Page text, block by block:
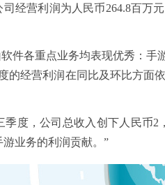
经营利润为人民币264.8百
各重点业务均表现优秀：手
的经营利润在同比及环比方
，公司总收入创下人民币2
业务的利润贡献。”